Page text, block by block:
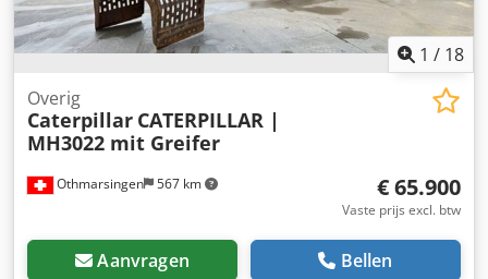
contragewicht 573-3553
1 / 18
Othmarsingen 567 km
Overig
Caterpillar CATERPILLAR |
MH3022 mit Greifer
€ 65.900
Vaste prijs excl. btw
Aanvragen Bellen